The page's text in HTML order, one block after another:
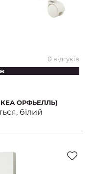
0 відгуків
ОРФЬЕЛЛЬ)
білий